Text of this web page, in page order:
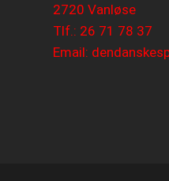
2720 Vanløse
Tlf.: 26 71 78 37
Email: